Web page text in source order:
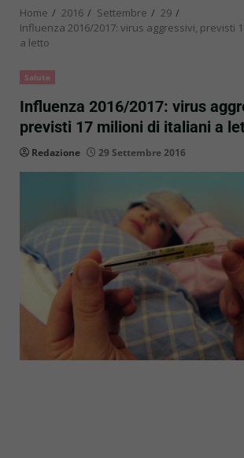
Home 2016 Settembre
29
Influenza 2016/2017: virus aggressivi, previsti
a letto
Salute
Influenza 2016/2017: virus
previsti 17 milioni di italiani a
Redazione 29 Settembre 2016